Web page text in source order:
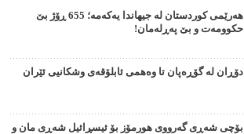
هەرێمی کوردستان لە جیهاندا یەکەمە؛ 655 ڕۆژ بێ
حکوومەت و بێ پەڕلەمان!
دۆڕان لە گۆڕەپان تا وەهمی ئابلۆقەی وشکانیی ئێران
بۆچی شەڕی گەرووی هورمۆز بۆ ئیسڕائیل شەڕی مان و